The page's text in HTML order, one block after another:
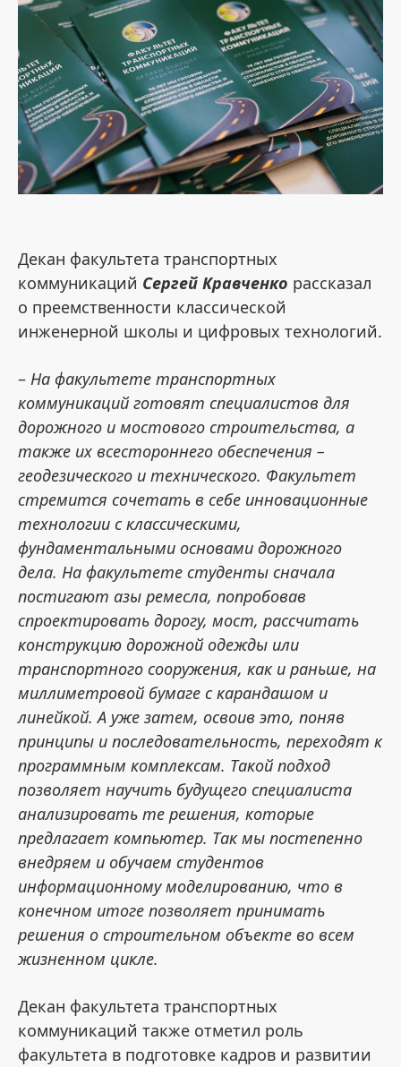
Декан факультета транспортных
коммуникаций Сергей Кравченко рассказал
о преемственности классической
инженерной школы и цифровых технологий.
– На факультете транспортных
коммуникаций готовят специалистов для
дорожного и мостового строительства, а
также их всестороннего обеспечения –
геодезического и технического. Факультет
стремится сочетать в себе инновационные
технологии с классическими,
фундаментальными основами дорожного
дела. На факультете студенты сначала
постигают азы ремесла, попробовав
спроектировать дорогу, мост, рассчитать
конструкцию дорожной одежды или
транспортного сооружения, как и раньше, на
миллиметровой бумаге с карандашом и
линейкой. А уже затем, освоив это, поняв
принципы и последовательность, переходят к
программным комплексам. Такой подход
позволяет научить будущего специалиста
анализировать те решения, которые
предлагает компьютер. Так мы постепенно
внедряем и обучаем студентов
информационному моделированию, что в
конечном итоге позволяет принимать
решения о строительном объекте во всем
жизненном цикле.
Декан факультета транспортных
коммуникаций также отметил роль
факультета в подготовке кадров и развитии